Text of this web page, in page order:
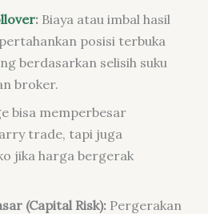
: Biaya atau imbal hasil
posisi terbuka
berdasarkan selisih suku
broker.
bisa memperbesar
trade, tapi juga
jika harga bergerak
(Capital Risk): Pergerakan